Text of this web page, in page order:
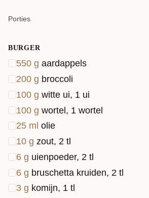
Porties
BURGER
550 g aardappels
200 g broccoli
100 g witte ui, 1 ui
100 g wortel, 1 wortel
25 ml olie
10 g zout, 2 tl
6 g uienpoeder, 2 tl
6 g bruschetta kruiden, 2 tl
3 g komijn, 1 tl